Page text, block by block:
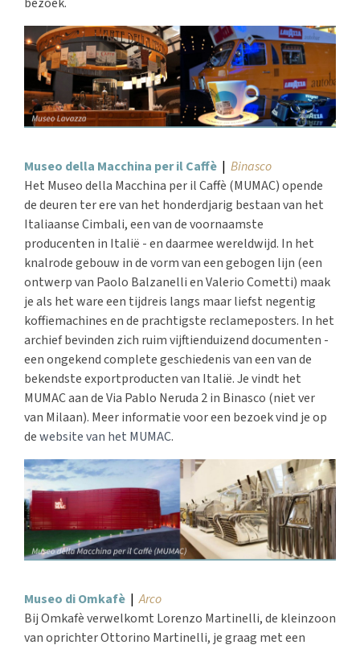
Museo della Macchina per il Caffè | Binasco
Het Museo della Macchina per il Caffè (MUMAC) opende
de deuren ter ere van het honderdjarig bestaan van het
Italiaanse Cimbali, een van de voornaamste
producenten in Italië - en daarmee wereldwijd. In het
knalrode gebouw in de vorm van een gebogen lijn (een
ontwerp van Paolo Balzanelli en Valerio Cometti) maak
je als het ware een tijdreis langs maar liefst negentig
koffiemachines en de prachtigste reclameposters. In het
archief bevinden zich ruim vijftienduizend documenten -
een ongekend complete geschiedenis van een van de
bekendste exportproducten van Italië. Je vindt het
MUMAC aan de Via Pablo Neruda 2 in Binasco (niet ver
van Milaan). Meer informatie voor een bezoek vind je op
dewebsite van het MUMAC.
Museo di Omkafè |Arco
Bij Omkafè verwelkomt Lorenzo Martinelli, de kleinzoon
van oprichter Ottorino Martinelli, je graag met een